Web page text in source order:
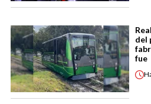
del
fue